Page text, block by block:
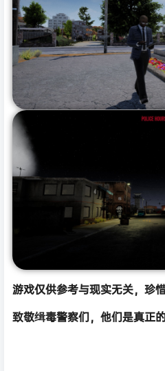
游戏仅供参考与现实无关，珍
致敬缉毒警察们，他们是真正